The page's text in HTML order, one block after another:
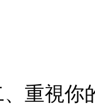
重視你